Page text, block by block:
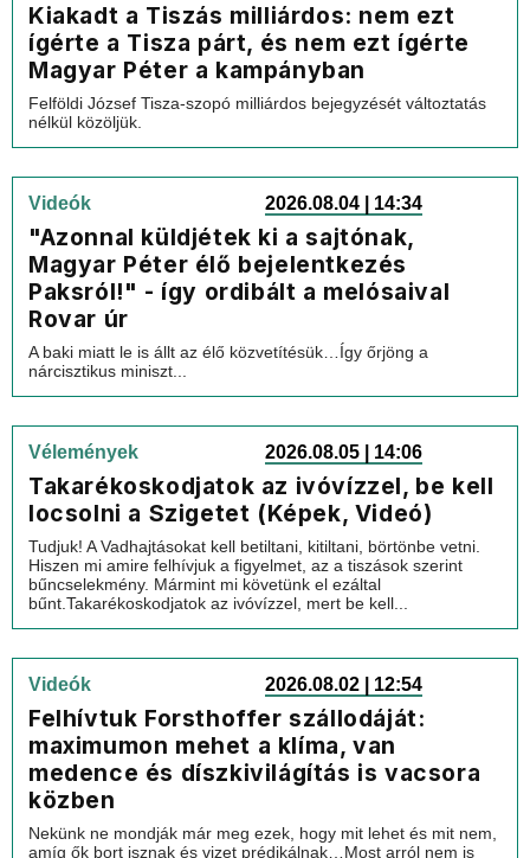
Kiakadt a Tiszás milliárdos: nem ezt
ígérte a Tisza párt, és nem ezt ígérte
Magyar Péter a kampányban
Felföldi József Tisza-szopó milliárdos bejegyzését változtatás
nélkül közöljük.
Videók 2026.08.04 | 14:34
"Azonnal küldjétek ki a sajtónak,
Magyar Péter élő bejelentkezés
Paksról!" - így ordibált a melósaival
Rovar úr
A baki miatt le is állt az élő közvetítésük…Így őrjöng a
nárcisztikus miniszt...
Vélemények 2026.08.05 | 14:06
Takarékoskodjatok az ivóvízzel, be kell
locsolni a Szigetet (Képek, Videó)
Tudjuk! A Vadhajtásokat kell betiltani, kitiltani, börtönbe vetni.
Hiszen mi amire felhívjuk a figyelmet, az a tiszások szerint
bűncselekmény. Mármint mi követünk el ezáltal
bűnt.Takarékoskodjatok az ivóvízzel, mert be kell...
Videók 2026.08.02 | 12:54
Felhívtuk Forsthoffer szállodáját:
maximumon mehet a klíma, van
medence és díszkivilágítás is vacsora
közben
Nekünk ne mondják már meg ezek, hogy mit lehet és mit nem,
amíg ők bort isznak és vizet prédikálnak…Most arról nem is